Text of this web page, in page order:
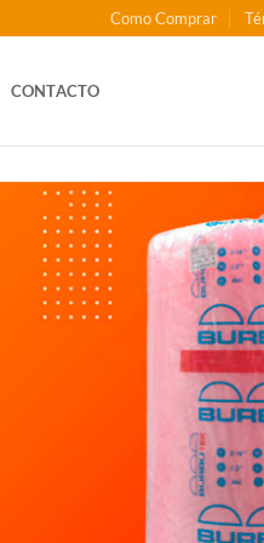
Como Comprar
CONTACTO